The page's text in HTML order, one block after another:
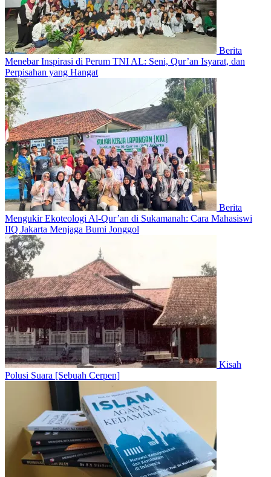
Berita
Menebar Inspirasi di Perum TNI AL: Seni, Qur’an Isyarat, dan
Perpisahan yang Hangat
Berita
Mengukir Ekoteologi Al-Qur’an di Sukamanah: Cara Mahasiswi
IIQ Jakarta Menjaga Bumi Jonggol
Kisah
Polusi Suara [Sebuah Cerpen]